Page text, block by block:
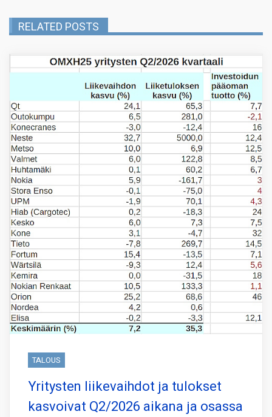
RELATED POSTS
TALOUS
Yritysten liikevaihdot ja tulokset
kasvoivat Q2/2026 aikana ja osassa